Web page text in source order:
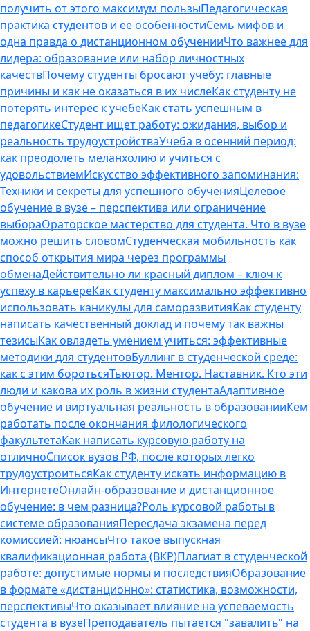
получить от этого максимум пользыПедагогическая
практика студентов и ее особенностиСемь мифов и
одна правда о дистанционном обученииЧто важнее для
лидера: образование или набор личностных
качествПочему студенты бросают учебу: главные
причины и как не оказаться в их числеКак студенту не
потерять интерес к учебеКак стать успешным в
педагогикеСтудент ищет работу: ожидания, выбор и
реальность трудоустройстваУчеба в осенний период:
как преодолеть меланхолию и учиться с
удовольствиемИскусство эффективного запоминания:
Техники и секреты для успешного обученияЦелевое
обучение в вузе – перспектива или ограничение
выбораОраторское мастерство для студента. Что в вузе
можно решить словомСтуденческая мобильность как
способ открытия мира через программы
обменаДействительно ли красный диплом – ключ к
успеху в карьереКак студенту максимально эффективно
использовать каникулы для саморазвитияКак студенту
написать качественный доклад и почему так важны
тезисыКак овладеть умением учиться: эффективные
методики для студентовБуллинг в студенческой среде:
как с этим боротьсяТьютор. Ментор. Наставник. Кто эти
люди и какова их роль в жизни студентаАдаптивное
обучение и виртуальная реальность в образованииКем
работать после окончания филологического
факультетаКак написать курсовую работу на
отличноСписок вузов РФ, после которых легко
трудоустроитьсяКак студенту искать информацию в
ИнтернетеОнлайн-образование и дистанционное
обучение: в чем разница?Роль курсовой работы в
системе образованияПересдача экзамена перед
комиссией: нюансыЧто такое выпускная
квалификационная работа (ВКР)Плагиат в студенческой
работе: допустимые нормы и последствияОбразование
в формате «дистанционно»: статистика, возможности,
перспективыЧто оказывает влияние на успеваемость
студента в вузеПреподаватель пытается "завалить" на